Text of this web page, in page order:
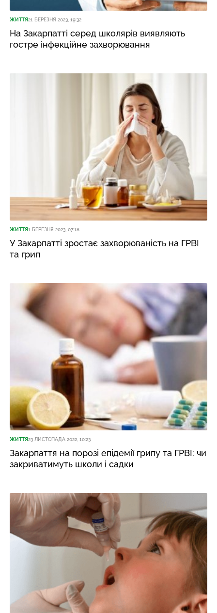
ЖИТТЯ21 БЕРЕЗНЯ 2023, 19:32
На Закарпатті серед школярів виявляють
гостре інфекційне захворювання
ЖИТТЯ1 БЕРЕЗНЯ 2023, 07:18
У Закарпатті зростає захворюваність на ГРВІ
та грип
ЖИТТЯ23 ЛИСТОПАДА 2022, 10:23
Закарпаття на порозі епідемії грипу та ГРВІ: чи
закриватимуть школи і садки